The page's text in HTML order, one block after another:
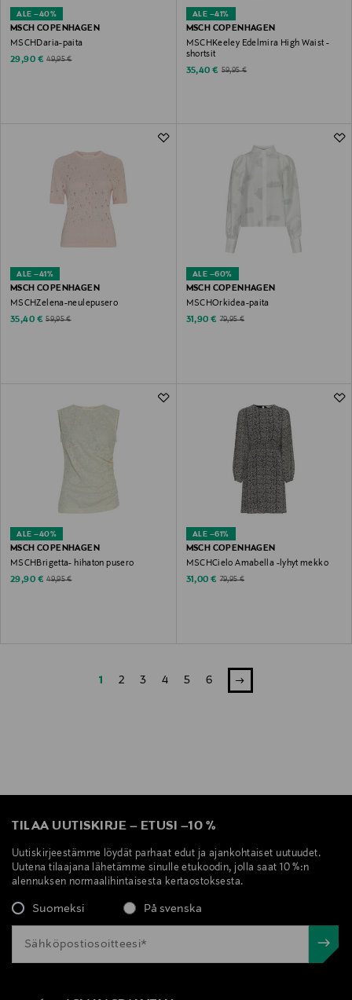
ALE –40%
MSCH COPENHAGEN
MSCHDaria-paita
Discounted Price
29,90 € Original Price
49,95 €
ALE –41%
MSCH COPENHAGEN
MSCHKeeley Edelmira High Waist -
shortsit
Discounted Price
35,40 € Original Price
59,95 €
ALE –41%
MSCH COPENHAGEN
MSCHZelena-neulepusero
Discounted Price
35,40 € Original Price
59,95 €
ALE –60%
MSCH COPENHAGEN
MSCHOrkidea-paita
Discounted Price
31,90 € Original Price
79,95 €
ALE –40%
MSCH COPENHAGEN
MSCHBrigetta- hihaton pusero
Discounted Price
29,90 € Original Price
49,95 €
ALE –61%
MSCH COPENHAGEN
MSCHCielo Amabella -lyhyt mekko
Discounted Price
31,00 € Original Price
79,95 €
1 2 3 4 5 6
TILAA UUTISKIRJE – ETUSI –10 %
Uutiskirjeestämme löydät parhaat edut ja ajankohtaiset uutuudet.
Uutena tilaajana lähetämme sinulle etukoodin, jolla saat 10 %:n
alennuksen normaalihintaisesta kertaostoksesta.
Suomeksi På svenska